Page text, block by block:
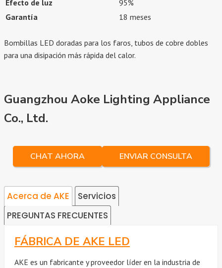
Efecto de luz
95%
Garantía
18 meses
Bombillas LED doradas para los faros, tubos de cobre dobles
para una disipación más rápida del calor.
Guangzhou Aoke Lighting Appliance
Co., Ltd.
CHAT AHORA ENVIAR CONSULTA
Acerca de AKE
Servicios
PREGUNTAS FRECUENTES
FÁBRICA DE AKE LED
AKE es un fabricante y proveedor líder en la industria de